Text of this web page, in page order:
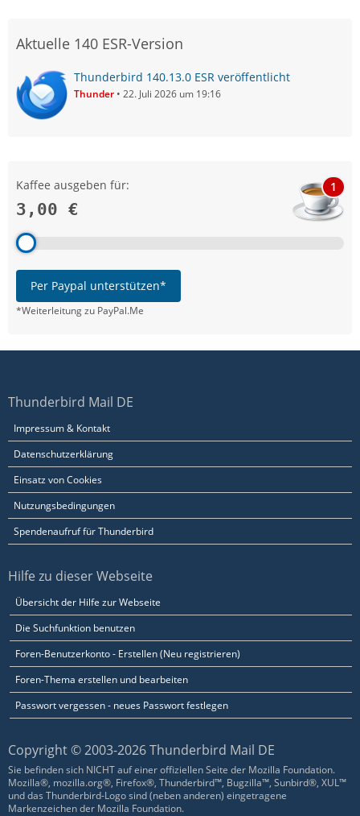
Aktuelle 140 ESR-Version
Thunderbird 140.13.0 ESR veröffentlicht
Thunder 22. Juli 2026 um 19:16
Kaffee ausgeben für:
3,00 €
1
Per Paypal unterstützen*
*Weiterleitung zu PayPal.Me
Thunderbird Mail DE
Impressum & Kontakt
Datenschutzerklärung
Einsatz von Cookies
Nutzungsbedingungen
Spendenaufruf für Thunderbird
Hilfe zu dieser Webseite
Übersicht der Hilfe zur Webseite
Die Suchfunktion benutzen
Foren-Benutzerkonto - Erstellen (Neu registrieren)
Foren-Thema erstellen und bearbeiten
Passwort vergessen - neues Passwort festlegen
Copyright © 2003-2026 Thunderbird Mail DE
Sie befinden sich NICHT auf einer offiziellen Seite der Mozilla Foundation.
Mozilla®, mozilla.org®, Firefox®, Thunderbird™, Bugzilla™, Sunbird®, XUL™
und das Thunderbird-Logo sind (neben anderen) eingetragene
Markenzeichen der Mozilla Foundation.